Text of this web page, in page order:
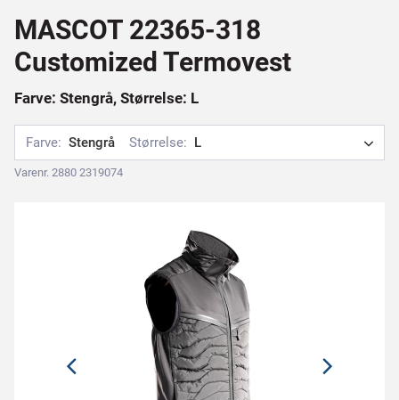
MASCOT 22365-318
Customized Termovest
Farve: Stengrå, Størrelse: L
Farve: Stengrå Størrelse: L
Varenr. 2880 2319074